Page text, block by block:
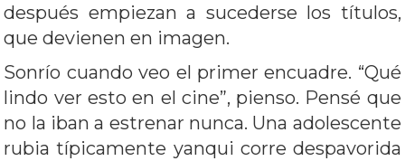
después empiezan a sucederse los títulos,
que devienen en imagen.
Sonrío cuando veo el primer encuadre. “Qué
lindo ver esto en el cine”, pienso. Pensé que
no la iban a estrenar nunca. Una adolescente
rubia típicamente yanqui corre despavorida